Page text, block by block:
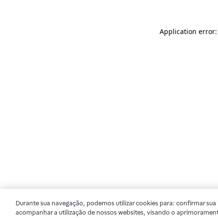
Application
Durante sua navegação, podemos utilizar cookies para: confirmar
acompanhar a utilização de nossos websites, visando o